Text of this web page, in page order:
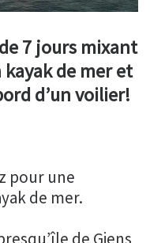
7 jours mixant
de mer et
d’un voilier!
pour une
de mer.